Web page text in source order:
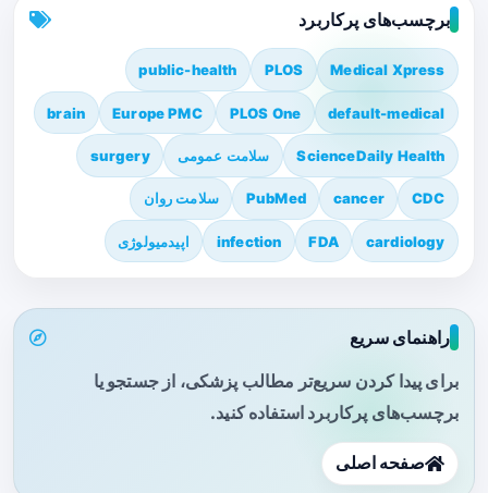
برچسب‌های پرکاربرد
Medical Xpress
PLOS
public-health
default-medical
PLOS One
Europe PMC
brain
ScienceDaily Health سلامت عمومی surgery
CDC
cancer
PubMed سلامت روان
cardiology
FDA
infection اپیدمیولوژی
راهنمای سریع
برای پیدا کردن سریع‌تر مطالب پزشکی، از جستجو یا
برچسب‌های پرکاربرد استفاده کنید.
صفحه اصلی